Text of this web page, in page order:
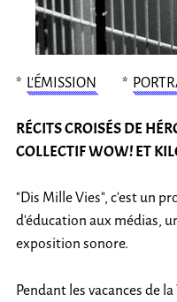
L’ÉMISSION
RÉCITS CROISÉS DE
COLLECTIF WOW! ET
"Dis Mille Vies", c’est un
d’éducation aux médias,
exposition sonore.
Pendant les vacances de